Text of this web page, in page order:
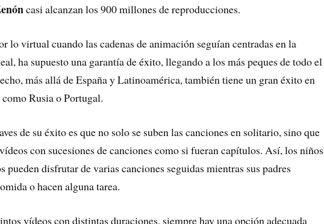
casi alcanzan los 900 millones de reproducciones.
lo virtual cuando las cadenas de animación seguían centradas en la
ha supuesto una garantía de éxito, llegando a los más peques de todo el
más allá de España y Latinoamérica, también tiene un gran éxito en
Rusia o Portugal.
de su éxito es que no solo se suben las canciones en solitario, sino que
con sucesiones de canciones como si fueran capítulos. Así, los niños
pueden disfrutar de varias canciones seguidas mientras sus padres
o hacen alguna tarea.
vídeos con distintas duraciones, siempre hay una opción adecuada